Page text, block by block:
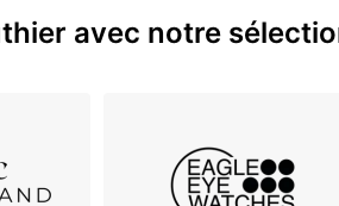
avec notre